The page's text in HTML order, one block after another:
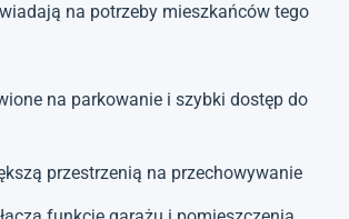
na potrzeby mieszkańców tego
na parkowanie i szybki dostęp do
przestrzenią na przechowywanie